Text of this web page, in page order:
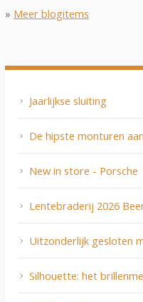
» Meer blogitems
Jaarlijkse sluiting
De hipste monturen
New in store - Porsche
Lentebraderij 2026
Uitzonderlijk gesloten
Silhouette: het